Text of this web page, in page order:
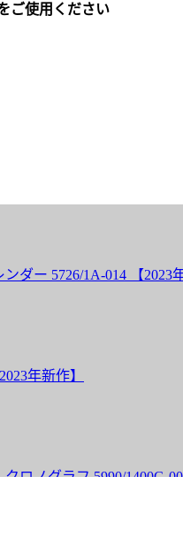
ご使用ください
5726/1A-014 【2023年新
新作】
グラフ 5990/1400G-001 【